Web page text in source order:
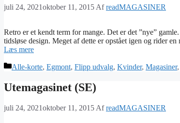
juli 24, 2021oktober 11, 2015 AfreadMAGASINER
Retro er et kendt term for mange. Det er det ”nye”
tidsløse design. Meget af dette er opstået igen og rider
Læs mere
Kategorier
Alle-korte, Egmont, Flipp udvalg, Kvinder, Magasiner,
Utemagasinet (SE)
juli 24, 2021oktober 11, 2015 AfreadMAGASINER